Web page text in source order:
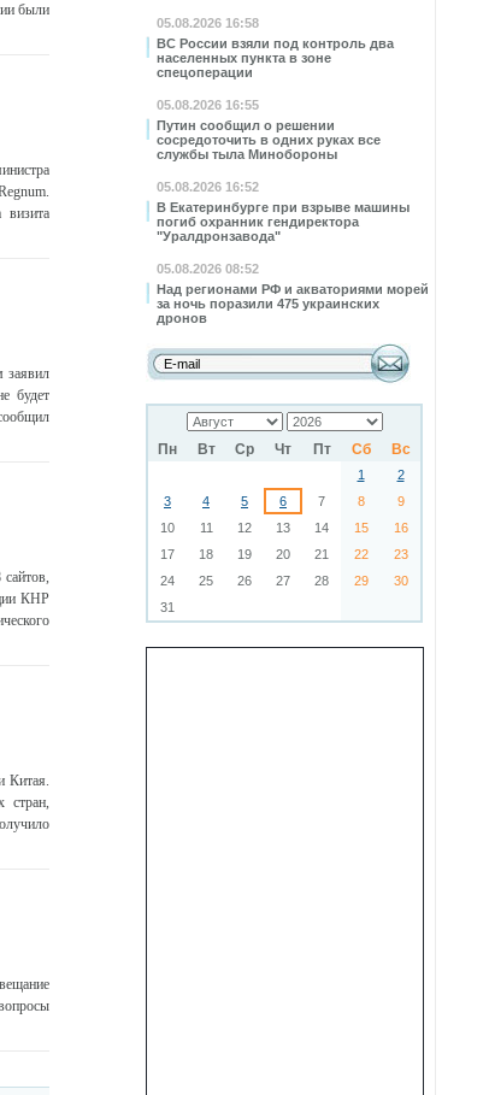
05.08.2026 16:58
ВС России взяли под контроль два
населенных пункта в зоне
спецоперации
05.08.2026 16:55
Путин сообщил о решении
сосредоточить в одних руках все
службы тыла Минобороны
05.08.2026 16:52
В Екатеринбурге при взрыве машины
погиб охранник гендиректора
"Уралдронзавода"
05.08.2026 08:52
Над регионами РФ и акваториями морей
за ночь поразили 475 украинских
дронов
Пн Вт Ср Чт Пт Сб Вс
1
2
3
4 5 6 7 8
9
10
11 12 13 14 15
16
17
18 19 20 21 22
23
24
25 26 27 28 29
30
31
были
заявил
будет
КНР
Китая.
стран,